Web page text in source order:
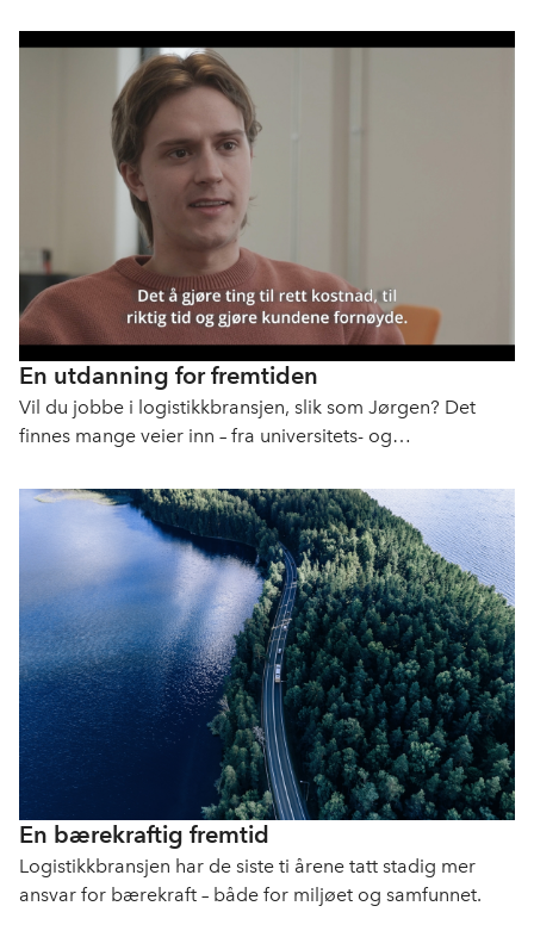
En utdanning for fremtiden
Vil du jobbe i logistikkbransjen, slik som Jørgen? Det
finnes mange veier inn – fra universitets- og
eller ferdigheter i deler av logistikkfaget gir deg store
muligheter i en bransje i vekst.
En bærekraftig fremtid
Logistikkbransjen har de siste ti årene tatt stadig mer
ansvar for bærekraft – både for miljøet og samfunnet.